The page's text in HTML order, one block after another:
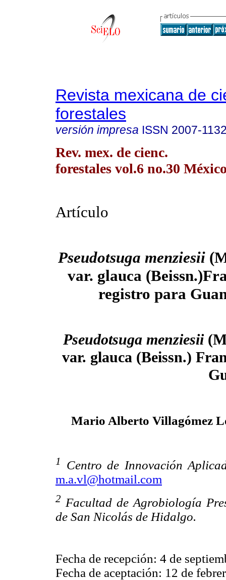
Revista mexicana de
forestales
versión impresa ISSN 2007-
Rev. mex. de cienc.
forestales vol.6 no.30
Artículo
Pseudotsuga menziesii
var. glauca
registro para
Pseudotsuga menziesii
var. glauca (Beissn.)
Mario Alberto Villagómez
1
Centro de Innovación
m.a.vl@hotmail.com
2 Facultad de Agrobiología
de San Nicolás de Hidalgo.
Fecha de recepción: 4 de
Fecha de aceptación: 12 de